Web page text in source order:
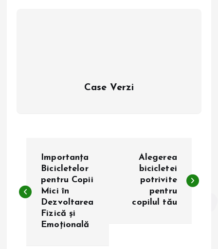
Case Verzi
v
Importanța
Bicicletelor
pentru Copii
Mici în
Dezvoltarea
Fizică și
Emoțională
Alegerea
bicicletei
potrivite
pentru
copilul tău